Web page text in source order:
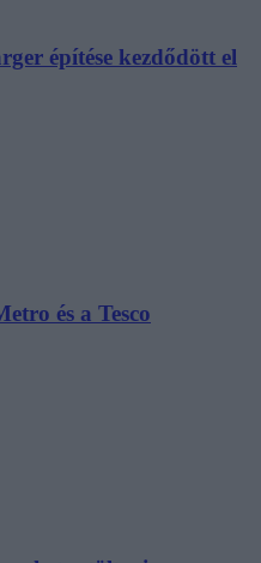
építése kezdődött el
és a Tesco